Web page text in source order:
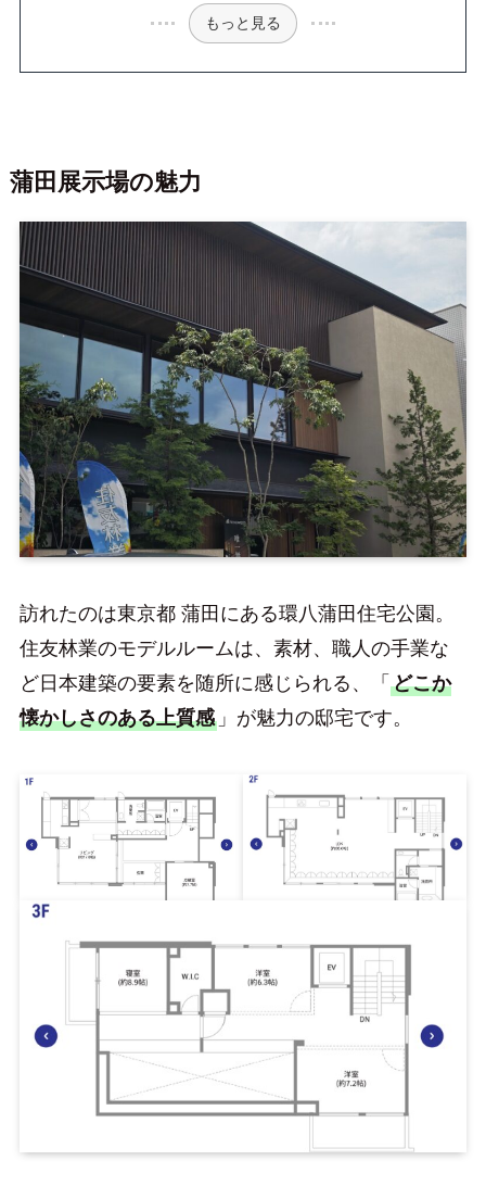
もっと見る
蒲田展示場の魅力
訪れたのは東京都 蒲田にある環八蒲田住宅公園。
住友林業のモデルルームは、素材、職人の手業な
ど日本建築の要素を随所に感じられる、「 どこか
懐かしさのある上質感」が魅力の邸宅です。